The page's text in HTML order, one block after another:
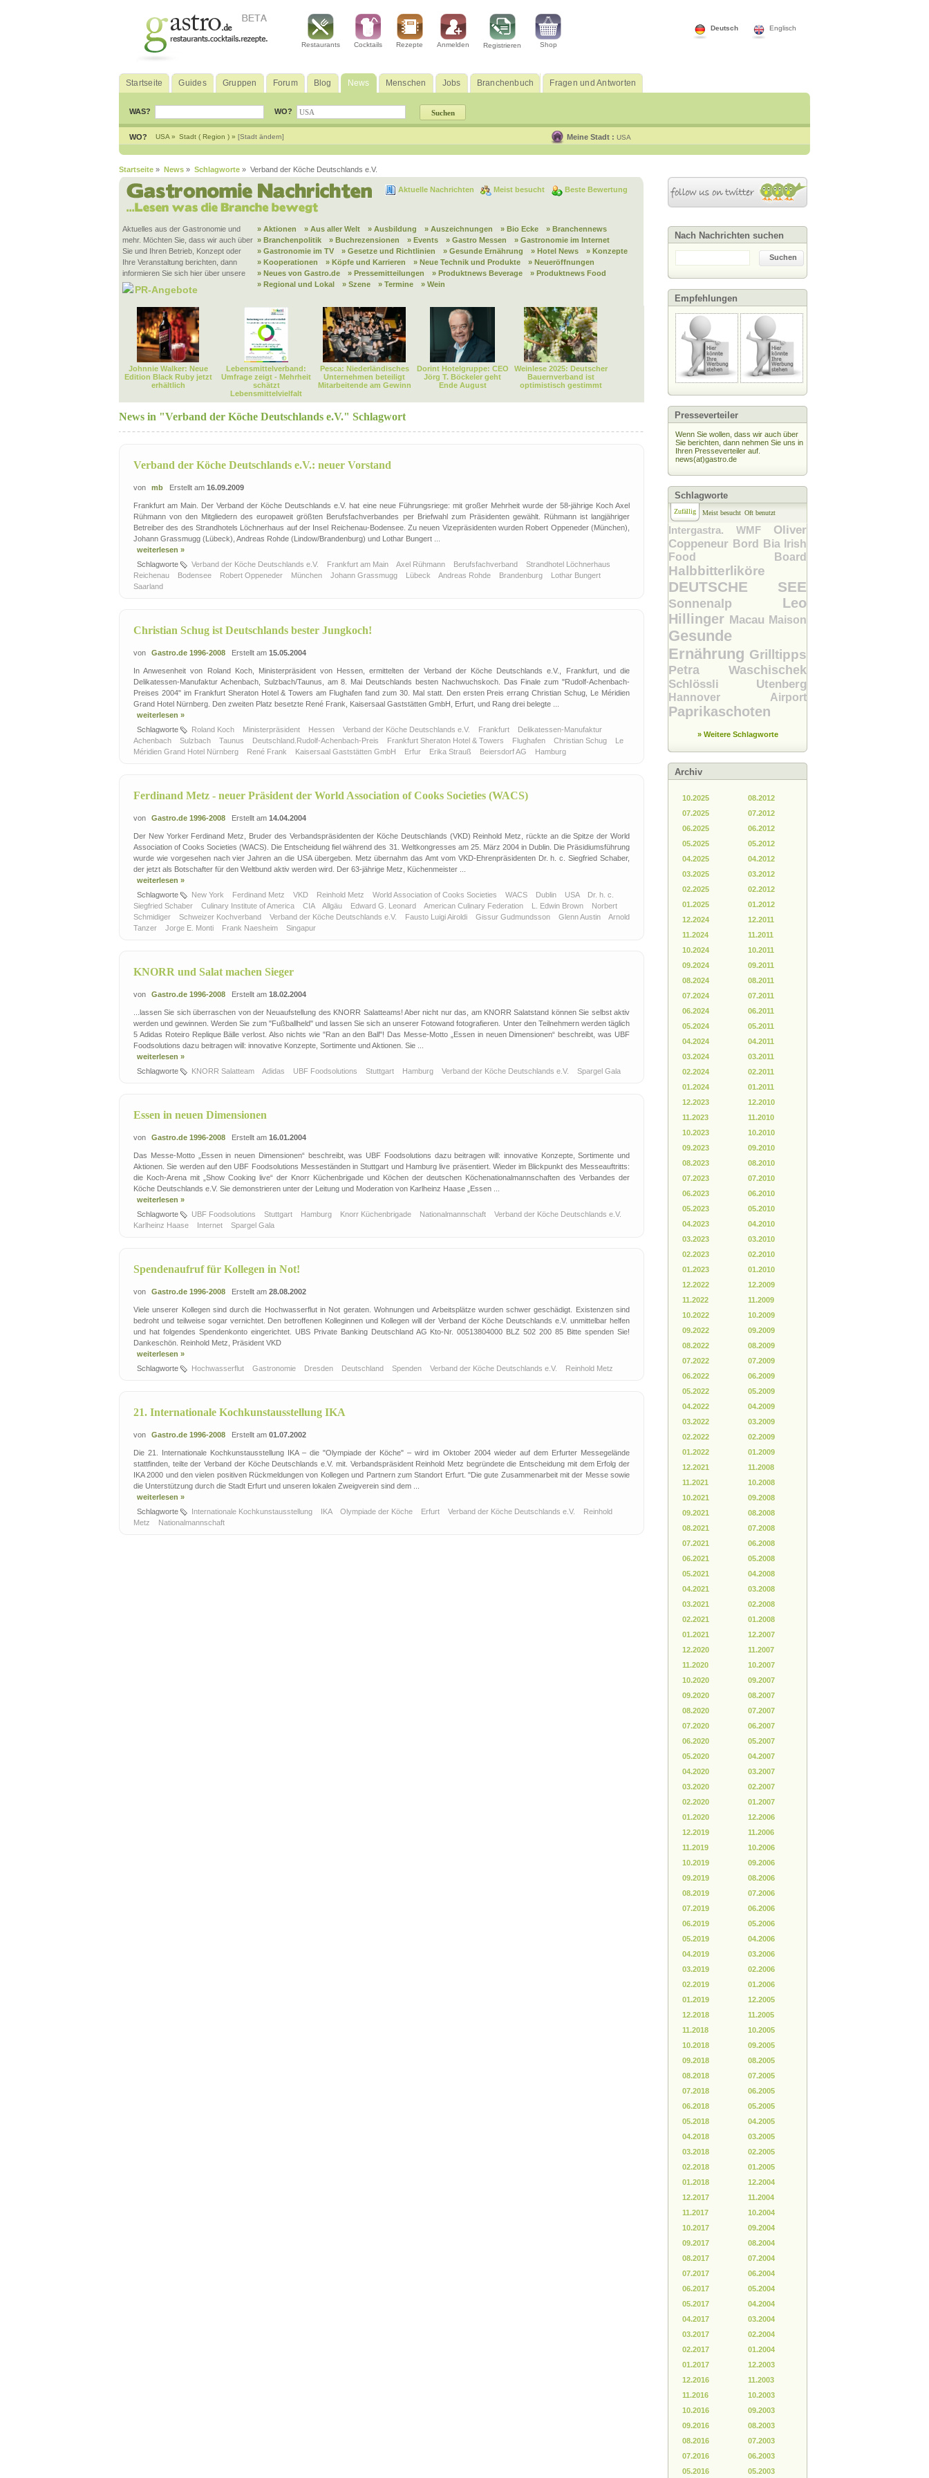
Englisch
Deutsch
Restaurants Cocktails Rezepte Anmelden Registrieren Shop
Startseite Guides Gruppen Forum Blog News Menschen Jobs Branchenbuch Fragen und Antworten
WAS? WO?
WO? USA » Stadt ( Region ) » [Stadt ändern] Meine Stadt : USA
Startseite » News » Schlagworte » Verband der Köche Deutschlands e.V.
Aktuelle Nachrichten Meist besucht Beste Bewertung
Aktuelles aus der Gastronomie und
mehr. Möchten Sie, dass wir auch über
Sie und Ihren Betrieb, Konzept oder
Ihre Veranstaltung berichten, dann
informieren Sie sich hier über unsere
PR-Angebote
» Aktionen » Aus aller Welt » Ausbildung » Auszeichnungen » Bio Ecke
» Branchennews
» Branchenpolitik
» Buchrezensionen » Events » Gastro Messen
» Gastronomie im Internet
» Gastronomie im TV
» Gesetze und Richtlinien » Gesunde Ernährung » Hotel News
» Konzepte
» Kooperationen
» Köpfe und Karrieren » Neue Technik und Produkte
» Neueröffnungen
» Neues von Gastro.de
» Pressemitteilungen » Produktnews Beverage
» Produktnews Food
» Regional und Lokal
» Szene » Termine » Wein
Johnnie Walker: Neue
Edition Black Ruby jetzt
erhältlich
Lebensmittelverband:
Umfrage zeigt - Mehrheit
schätzt
Lebensmittelvielfalt
Pesca: Niederländisches
Unternehmen beteiligt
Mitarbeitende am Gewinn
Dorint Hotelgruppe: CEO
Jörg T. Böckeler geht
Ende August
Weinlese 2025: Deutscher
Bauernverband ist
optimistisch gestimmt
News in "Verband der Köche Deutschlands e.V." Schlagwort
Verband der Köche Deutschlands e.V.: neuer Vorstand
von mb Erstellt am 16.09.2009
Frankfurt am Main. Der Verband der Köche Deutschlands e.V. hat eine neue Führungsriege: mit großer Mehrheit wurde der 58-jährige Koch Axel
Rühmann von den Mitgliedern des europaweit größten Berufsfachverbandes per Briefwahl zum Präsidenten gewählt. Rühmann ist langjähriger
Betreiber des des Strandhotels Löchnerhaus auf der Insel Reichenau-Bodensee. Zu neuen Vizepräsidenten wurden Robert Oppeneder (München),
Johann Grassmugg (Lübeck), Andreas Rohde (Lindow/Brandenburg) und Lothar Bungert ...
weiterlesen »
Schlagworte
Verband der Köche Deutschlands e.V. Frankfurt am Main Axel Rühmann Berufsfachverband
Strandhotel Löchnerhaus
Reichenau
Bodensee Robert Oppeneder München Johann Grassmugg Lübeck Andreas Rohde Brandenburg
Lothar Bungert
Saarland
Christian Schug ist Deutschlands bester Jungkoch!
von Gastro.de 1996-2008 Erstellt am 15.05.2004
In Anwesenheit von Roland Koch, Ministerpräsident von Hessen, ermittelten der Verband der Köche Deutschlands e.V., Frankfurt, und die
Delikatessen-Manufaktur Achenbach, Sulzbach/Taunus, am 8. Mai Deutschlands besten Nachwuchskoch. Das Finale zum "Rudolf-Achenbach-
Preises 2004" im Frankfurt Sheraton Hotel & Towers am Flughafen fand zum 30. Mal statt. Den ersten Preis errang Christian Schug, Le Méridien
Grand Hotel Nürnberg. Den zweiten Platz besetzte René Frank, Kaisersaal Gaststätten GmbH, Erfurt, und Rang drei belegte ...
weiterlesen »
Schlagworte
Roland Koch Ministerpräsident Hessen Verband der Köche Deutschlands e.V. Frankfurt
Delikatessen-Manufaktur
Achenbach
Sulzbach Taunus Deutschland.Rudolf-Achenbach-Preis Frankfurt Sheraton Hotel & Towers Flughafen Christian Schug
Le
Méridien Grand Hotel Nürnberg
René Frank Kaisersaal Gaststätten GmbH Erfur Erika Strauß Beiersdorf AG Hamburg
Ferdinand Metz - neuer Präsident der World Association of Cooks Societies (WACS)
von Gastro.de 1996-2008 Erstellt am 14.04.2004
Der New Yorker Ferdinand Metz, Bruder des Verbandspräsidenten der Köche Deutschlands (VKD) Reinhold Metz, rückte an die Spitze der World
Association of Cooks Societies (WACS). Die Entscheidung fiel während des 31. Weltkongresses am 25. März 2004 in Dublin. Die Präsidiumsführung
wurde wie vorgesehen nach vier Jahren an die USA übergeben. Metz übernahm das Amt vom VKD-Ehrenpräsidenten Dr. h. c. Siegfried Schaber,
der jetzt als Botschafter für den Weltbund aktiv werden wird. Der 63-jährige Metz, Küchenmeister ...
weiterlesen »
Schlagworte
New York Ferdinand Metz VKD Reinhold Metz World Association of Cooks Societies WACS Dublin USA
Dr. h. c.
Siegfried Schaber
Culinary Institute of America CIA Allgäu Edward G. Leonard American Culinary Federation L. Edwin Brown
Norbert
Schmidiger
Schweizer Kochverband Verband der Köche Deutschlands e.V. Fausto Luigi Airoldi Gissur Gudmundsson Glenn Austin
Arnold
Tanzer
Jorge E. Monti Frank Naesheim Singapur
KNORR und Salat machen Sieger
von Gastro.de 1996-2008 Erstellt am 18.02.2004
...lassen Sie sich überraschen von der Neuaufstellung des KNORR Salatteams! Aber nicht nur das, am KNORR Salatstand können Sie selbst aktiv
werden und gewinnen. Werden Sie zum "Fußballheld" und lassen Sie sich an unserer Fotowand fotografieren. Unter den Teilnehmern werden täglich
5 Adidas Roteiro Replique Bälle verlost. Also nichts wie "Ran an den Ball"! Das Messe-Motto „Essen in neuen Dimensionen“ beschreibt, was UBF
Foodsolutions dazu beitragen will: innovative Konzepte, Sortimente und Aktionen. Sie ...
weiterlesen »
Schlagworte
KNORR Salatteam Adidas UBF Foodsolutions Stuttgart Hamburg Verband der Köche Deutschlands e.V. Spargel Gala
Essen in neuen Dimensionen
von Gastro.de 1996-2008 Erstellt am 16.01.2004
Das Messe-Motto „Essen in neuen Dimensionen“ beschreibt, was UBF Foodsolutions dazu beitragen will: innovative Konzepte, Sortimente und
Aktionen. Sie werden auf den UBF Foodsolutions Messeständen in Stuttgart und Hamburg live präsentiert. Wieder im Blickpunkt des Messeauftritts:
die Koch-Arena mit „Show Cooking live“ der Knorr Küchenbrigade und Köchen der deutschen Köchenationalmannschaften des Verbandes der
Köche Deutschlands e.V. Sie demonstrieren unter der Leitung und Moderation von Karlheinz Haase „Essen ...
weiterlesen »
Schlagworte
UBF Foodsolutions Stuttgart Hamburg Knorr Küchenbrigade Nationalmannschaft
Verband der Köche Deutschlands e.V.
Karlheinz Haase
Internet Spargel Gala
Spendenaufruf für Kollegen in Not!
von Gastro.de 1996-2008 Erstellt am 28.08.2002
Viele unserer Kollegen sind durch die Hochwasserflut in Not geraten. Wohnungen und Arbeitsplätze wurden schwer geschädigt. Existenzen sind
bedroht und teilweise sogar vernichtet. Den betroffenen Kolleginnen und Kollegen will der Verband der Köche Deutschlands e.V. unmittelbar helfen
und hat folgendes Spendenkonto eingerichtet. UBS Private Banking Deutschland AG Kto-Nr. 00513804000 BLZ 502 200 85 Bitte spenden Sie!
Dankeschön. Reinhold Metz, Präsident VKD
weiterlesen »
Schlagworte
Hochwasserflut Gastronomie Dresden Deutschland Spenden Verband der Köche Deutschlands e.V. Reinhold Metz
21. Internationale Kochkunstausstellung IKA
von Gastro.de 1996-2008 Erstellt am 01.07.2002
Die 21. Internationale Kochkunstausstellung IKA – die "Olympiade der Köche" – wird im Oktober 2004 wieder auf dem Erfurter Messegelände
stattfinden, teilte der Verband der Köche Deutschlands e.V. mit. Verbandspräsident Reinhold Metz begründete die Entscheidung mit dem Erfolg der
IKA 2000 und den vielen positiven Rückmeldungen von Kollegen und Partnern zum Standort Erfurt. "Die gute Zusammenarbeit mit der Messe sowie
die Unterstützung durch die Stadt Erfurt und unseren lokalen Zweigverein sind dem ...
weiterlesen »
Schlagworte
Internationale Kochkunstausstellung IKA Olympiade der Köche Erfurt Verband der Köche Deutschlands e.V.
Reinhold
Metz
Nationalmannschaft
Nach Nachrichten suchen
Suchen
Empfehlungen
Presseverteiler
Wenn Sie wollen, dass wir auch über
Sie berichten, dann nehmen Sie uns in
Ihren Presseverteiler auf.
news(at)gastro.de
Schlagworte
Zufällig Meist besucht Oft benutzt
Intergastra. WMF Oliver
Coppeneur Bord Bia Irish
Food Board
Halbbitterliköre
DEUTSCHE SEE
Sonnenalp Leo
Hillinger Macau Maison
Gesunde
Ernährung Grilltipps
Petra Waschischek
Schlössli Utenberg
Hannover Airport
Paprikaschoten
» Weitere Schlagworte
Archiv
10.2025
07.2025
06.2025
05.2025
04.2025
03.2025
02.2025
01.2025
12.2024
11.2024
10.2024
09.2024
08.2024
07.2024
06.2024
05.2024
04.2024
03.2024
02.2024
01.2024
12.2023
11.2023
10.2023
09.2023
08.2023
07.2023
06.2023
05.2023
04.2023
03.2023
02.2023
01.2023
12.2022
11.2022
10.2022
09.2022
08.2022
07.2022
06.2022
05.2022
04.2022
03.2022
02.2022
01.2022
12.2021
11.2021
10.2021
09.2021
08.2021
07.2021
06.2021
05.2021
04.2021
03.2021
02.2021
01.2021
12.2020
11.2020
10.2020
09.2020
08.2020
07.2020
06.2020
05.2020
04.2020
03.2020
02.2020
01.2020
12.2019
11.2019
10.2019
09.2019
08.2019
07.2019
06.2019
05.2019
04.2019
03.2019
02.2019
01.2019
12.2018
11.2018
10.2018
09.2018
08.2018
07.2018
06.2018
05.2018
04.2018
03.2018
02.2018
01.2018
12.2017
11.2017
10.2017
09.2017
08.2017
07.2017
06.2017
05.2017
04.2017
03.2017
02.2017
01.2017
12.2016
11.2016
10.2016
09.2016
08.2016
07.2016
05.2016
08.2012
07.2012
06.2012
05.2012
04.2012
03.2012
02.2012
01.2012
12.2011
11.2011
10.2011
09.2011
08.2011
07.2011
06.2011
05.2011
04.2011
03.2011
02.2011
01.2011
12.2010
11.2010
10.2010
09.2010
08.2010
07.2010
06.2010
05.2010
04.2010
03.2010
02.2010
01.2010
12.2009
11.2009
10.2009
09.2009
08.2009
07.2009
06.2009
05.2009
04.2009
03.2009
02.2009
01.2009
11.2008
10.2008
09.2008
08.2008
07.2008
06.2008
05.2008
04.2008
03.2008
02.2008
01.2008
12.2007
11.2007
10.2007
09.2007
08.2007
07.2007
06.2007
05.2007
04.2007
03.2007
02.2007
01.2007
12.2006
11.2006
10.2006
09.2006
08.2006
07.2006
06.2006
05.2006
04.2006
03.2006
02.2006
01.2006
12.2005
11.2005
10.2005
09.2005
08.2005
07.2005
06.2005
05.2005
04.2005
03.2005
02.2005
01.2005
12.2004
11.2004
10.2004
09.2004
08.2004
07.2004
06.2004
05.2004
04.2004
03.2004
02.2004
01.2004
12.2003
11.2003
10.2003
09.2003
08.2003
07.2003
06.2003
05.2003